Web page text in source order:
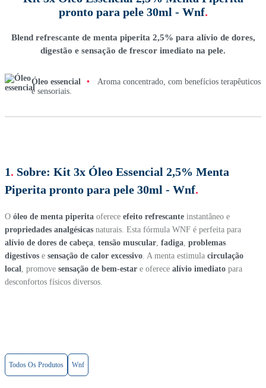
pronto para pele 30ml - Wnf.
Blend refrescante de menta piperita 2,5% para alívio de dores,
digestão e sensação de frescor imediato na pele.
Óleo essencial •
Aroma concentrado, com benefícios terapêuticos
e sensoriais.
1. Sobre: Kit 3x Óleo Essencial 2,5% Menta
Piperita pronto para pele 30ml - Wnf.
O óleo de menta piperita oferece efeito refrescante instantâneo e
propriedades analgésicas naturais. Esta fórmula WNF é perfeita para
alívio de dores de cabeça tensão muscular fadiga problemas
digestivos e sensação de calor excessivo . A menta estimula circulação
local , promove sensação de bem-estar e oferece alívio imediato para
desconfortos físicos diversos.
Todos Os Produtos Wnf